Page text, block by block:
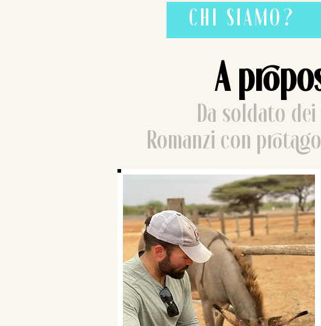
CHI SIAMO?
A
Da soldato
Romanzi con